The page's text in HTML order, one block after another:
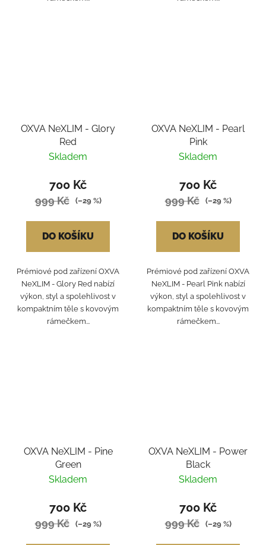
OXVA NeXLIM - Glory
Red
Skladem
700 Kč
999 Kč (–29 %)
DO KOŠÍKU
Prémiové pod zařízení OXVA
NeXLIM - Glory Red nabízí
výkon, styl a spolehlivost v
kompaktním těle s kovovým
rámečkem...
OXVA NeXLIM - Pearl
Pink
Skladem
700 Kč
999 Kč (–29 %)
DO KOŠÍKU
Prémiové pod zařízení OXVA
NeXLIM - Pearl Pink nabízí
výkon, styl a spolehlivost v
kompaktním těle s kovovým
rámečkem...
OXVA NeXLIM - Pine
Green
Skladem
700 Kč
999 Kč (–29 %)
OXVA NeXLIM - Power
Black
Skladem
700 Kč
999 Kč (–29 %)